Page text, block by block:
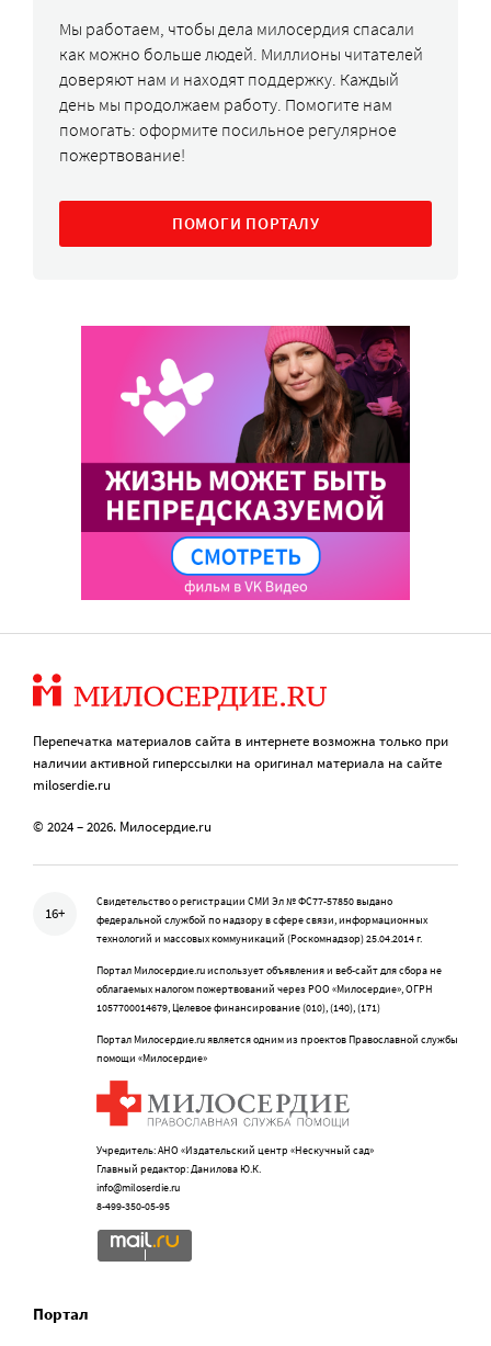
Мы работаем, чтобы дела милосердия спасали
как можно больше людей. Миллионы читателей
доверяют нам и находят поддержку. Каждый
день мы продолжаем работу. Помогите нам
помогать: оформите посильное регулярное
пожертвование!
ПОМОГИ ПОРТАЛУ
Перепечатка материалов сайта в интернете возможна только при
наличии активной гиперссылки на оригинал материала на сайте
miloserdie.ru
© 2024 – 2026. Милосердие.ru
16+
Свидетельство о регистрации СМИ Эл № ФС77-57850 выдано
федеральной службой по надзору в сфере связи, информационных
технологий и массовых коммуникаций (Роскомнадзор) 25.04.2014 г.
Портал Милосердие.ru использует объявления и веб-сайт для сбора не
облагаемых налогом пожертвований через РОО «Милосердие», ОГРН
1057700014679, Целевое финансирование (010), (140), (171)
Портал Милосердие.ru является одним из проектов Православной службы
помощи «Милосердие»
Учредитель: АНО «Издательский центр «Нескучный сад»
Главный редактор: Данилова Ю.К.
info@miloserdie.ru
8-499-350-05-95
Портал